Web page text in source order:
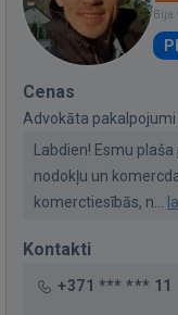
Bija
Cenas
Advokāta pakalpojumi
Labdien! Esmu
nodokļu un
komerctiesībās, n...
Kontakti
+371 *** *** 11